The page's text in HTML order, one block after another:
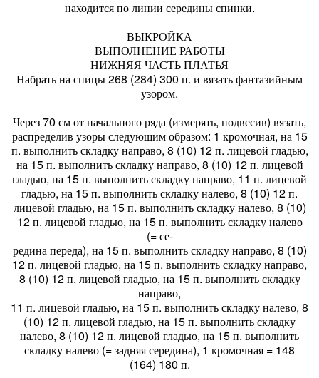
находится по линии середины спинки.
ВЫКРОЙКА
ВЫПОЛНЕНИЕ РАБОТЫ
НИЖНЯЯ ЧАСТЬ ПЛАТЬЯ
Набрать на спицы 268 (284) 300 п. и вязать фантазийным
узором.
Через 70 см от начального ряда (измерять, подвесив) вязать,
распределив узоры следующим образом: 1 кромочная, на 15
п. выполнить складку направо, 8 (10) 12 п. лицевой гладью,
на 15 п. выполнить складку направо, 8 (10) 12 п. лицевой
гладью, на 15 п. выполнить складку направо, 11 п. лицевой
гладью, на 15 п. выполнить складку налево, 8 (10) 12 п.
лицевой гладью, на 15 п. выполнить складку налево, 8 (10)
12 п. лицевой гладью, на 15 п. выполнить складку налево
(= се-
редина переда), на 15 п. выполнить складку направо, 8 (10)
12 п. лицевой гладью, на 15 п. выполнить складку направо,
8 (10) 12 п. лицевой гладью, на 15 п. выполнить складку
направо,
11 п. лицевой гладью, на 15 п. выполнить складку налево, 8
(10) 12 п. лицевой гладью, на 15 п. выполнить складку
налево, 8 (10) 12 п. лицевой гладью, на 15 п. выполнить
складку налево (= задняя середина), 1 кромочная = 148
(164) 180 п.